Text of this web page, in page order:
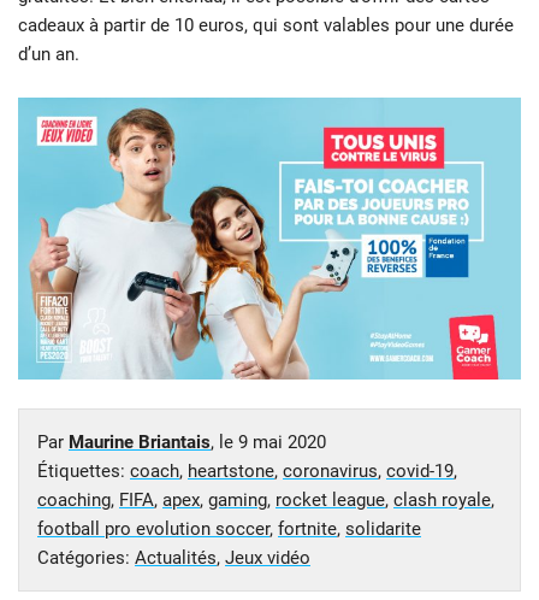
cadeaux à partir de 10 euros, qui sont valables pour une durée
d’un an.
Par Maurine Briantais, le 9 mai 2020
Étiquettes: coach, heartstone, coronavirus, covid-19,
coaching, FIFA, apex, gaming, rocket league, clash royale,
football pro evolution soccer, fortnite, solidarite
Catégories: Actualités, Jeux vidéo